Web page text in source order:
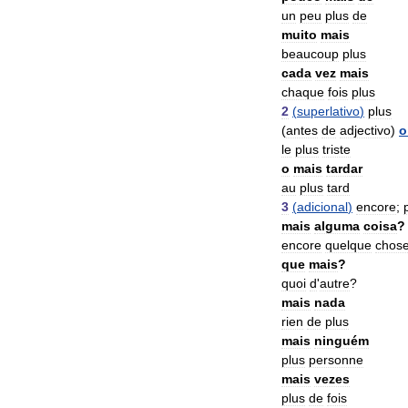
un peu plus de
muito mais
beaucoup plus
cada vez mais
chaque fois plus
2 (superlativo) plus
(antes de adjectivo) o
le plus triste
o mais tardar
au plus tard
3 (adicional) encore;
mais alguma coisa?
encore quelque
que mais?
quoi d'autre?
mais nada
rien de plus
mais ninguém
plus personne
mais vezes
plus de fois